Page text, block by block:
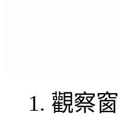
1. 觀察